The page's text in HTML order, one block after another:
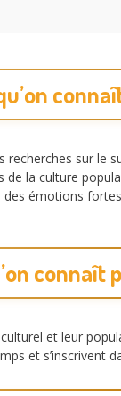
sur le
la culture
émotions
connaît
et leur
et s’inscrivent